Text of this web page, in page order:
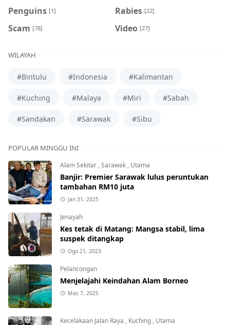
Penguins [1] Rabies [22]
Scam [78] Video [27]
WILAYAH
#Bintulu #Indonesia #Kalimantan
#Kuching #Malaya #Miri #Sabah
#Sandakan #Sarawak #Sibu
POPULAR MINGGU INI
Alam Sekitar ,Sarawak , Utama
Banjir: Premier Sarawak lulus peruntukan
tambahan RM10 juta
Jan 31, 2025
Jenayah
Kes tetak di Matang: Mangsa stabil, lima
suspek ditangkap
Ogo 21, 2023
Pelancongan
Menjelajahi Keindahan Alam Borneo
Mac 7, 2025
Kecelakaan Jalan Raya , Kuching , Utama